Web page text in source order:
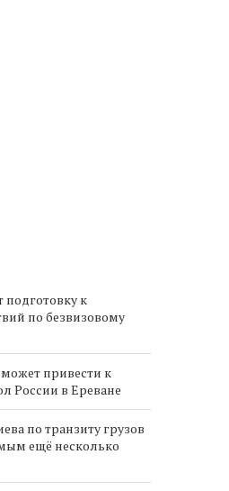
к
по безвизовому
привести к
России в Ереване
по транзиту грузов
ещё несколько